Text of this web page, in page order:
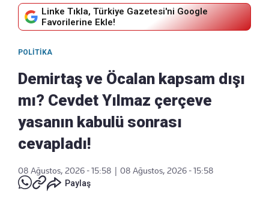
Linke Tıkla, Türkiye Gazetesi'ni Google
Favorilerine Ekle!
POLITIKA
Demirtaş ve Öcalan kapsam dışı
mı? Cevdet Yılmaz çerçeve
yasanın kabulü sonrası
cevapladı!
08 Ağustos, 2026 - 15:58
08 Ağustos, 2026 - 15:58
Paylaş